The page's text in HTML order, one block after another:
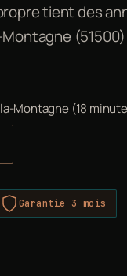
tient des
Montagne (18
Garantie 3 mois